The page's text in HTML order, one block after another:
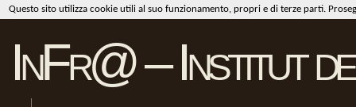
InFr@ – Institut
Questo sito utilizza cookie utili al suo funzionamento, propri e di terze parti.